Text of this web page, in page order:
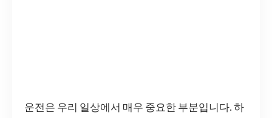
운전은 우리 일상에서 매우 중요한 부분입니다. 하